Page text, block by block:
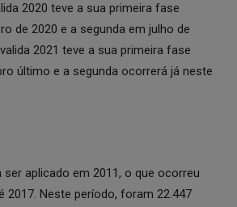
2020 teve a sua primeira fase
de 2020 e a segunda em julho de
2021 teve a sua primeira fase
último e a segunda ocorrerá já neste
aplicado em 2011, o que ocorreu
2017. Neste período, foram 22.447